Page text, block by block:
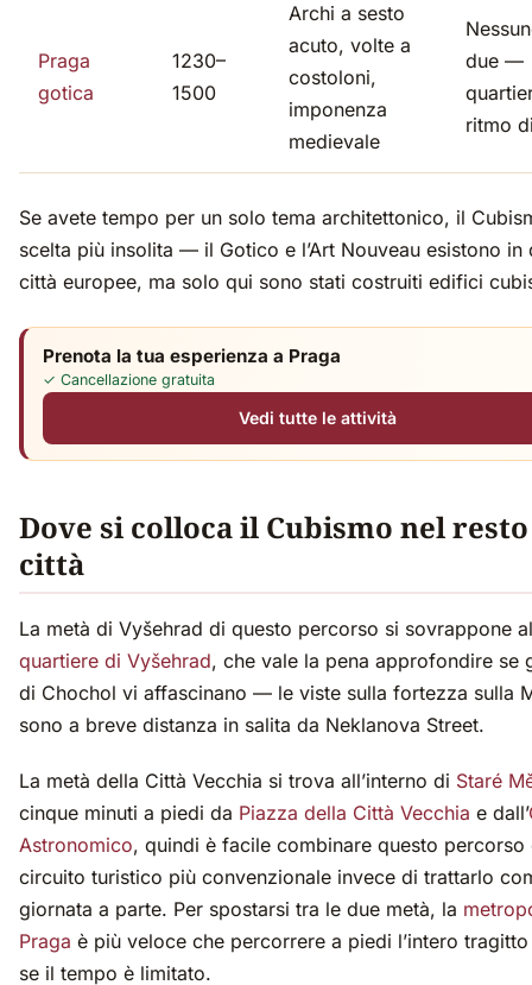
Praga
gotica
1230–
1500
Archi a sesto
acuto, volte a
costoloni,
imponenza
medievale
due —
ritmo
Se avete tempo per un solo tema architettonico, il
scelta più insolita — il Gotico e l’Art Nouveau esistono in
città europee, ma solo qui sono stati costruiti edifici
Prenota la tua esperienza a Praga
✓ Cancellazione gratuita
Vedi tutte le attività
Dove si colloca il Cubismo nel
città
La metà di Vyšehrad di questo percorso si sovrappone al
quartiere di Vyšehrad, che vale la pena approfondire se
di Chochol vi affascinano — le viste sulla fortezza sulla
sono a breve distanza in salita da Neklanova Street.
La metà della Città Vecchia si trova all’interno di Staré
cinque minuti a piedi da Piazza della Città Vecchia e dall’
Astronomico, quindi è facile combinare questo percorso
circuito turistico più convenzionale invece di trattarlo
giornata a parte. Per spostarsi tra le due metà, la
Praga è più veloce che percorrere a piedi l’intero
se il tempo è limitato.